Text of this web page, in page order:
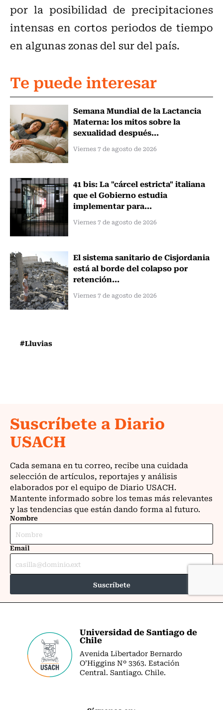
por la posibilidad de precipitaciones
intensas en cortos periodos de tiempo
en algunas zonas del sur del país.
Te puede interesar
Semana Mundial de la Lactancia
Materna: los mitos sobre la
sexualidad después...
Viernes 7 de agosto de 2026
41 bis: La "cárcel estricta" italiana
que el Gobierno estudia
implementar para...
Viernes 7 de agosto de 2026
El sistema sanitario de Cisjordania
está al borde del colapso por
retención...
Viernes 7 de agosto de 2026
#Lluvias
Universidad de Santiago de
Chile
Avenida Libertador Bernardo
O’Higgins Nº 3363. Estación
Central. Santiago. Chile.